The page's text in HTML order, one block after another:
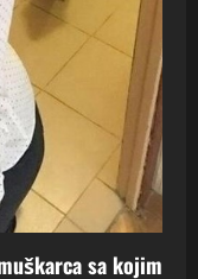
sa kojim